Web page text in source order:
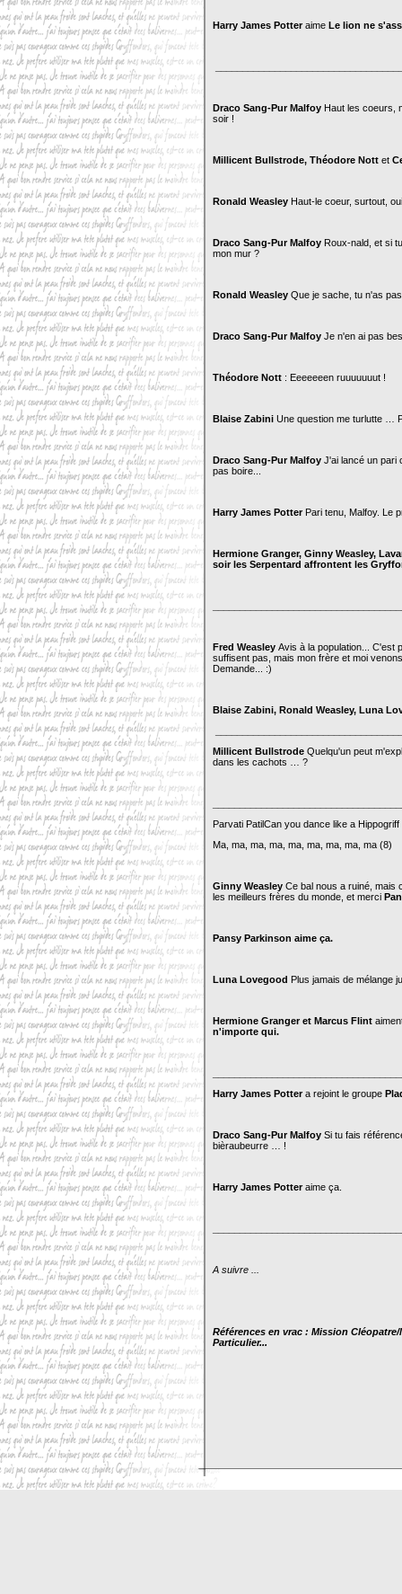
Harry James Potteraime Le lion ne
Draco Sang-Pur Malfoy Haut les coeurs,
soir !
Millicent Bullstrode, Théodore Nott et
Ronald Weasley Haut-le coeur, surtout,
Draco Sang-Pur Malfoy Roux-nald, et si
mon mur ?
Ronald Weasley Que je sache, tu n'as
Draco Sang-Pur Malfoy Je n'en ai pas
Théodore Nott : Eeeeeeen ruuuuuuut !
Blaise Zabini Une question me turlutte …
Draco Sang-Pur Malfoy J'ai lancé un pari
pas boire...
Harry James Potter Pari tenu, Malfoy. Le
Hermione Granger, Ginny Weasley,
soir les Serpentard affrontent les
Fred Weasley Avis à la population... C'est
suffisent pas, mais mon frère et moi
Demande... :)
Blaise Zabini, Ronald Weasley, Luna
Millicent Bullstrode Quelqu'un peut
dans les cachots … ?
Parvati PatilCan you dance like a Hippogriff
Ma, ma, ma, ma, ma, ma, ma, ma, ma (8)
Ginny Weasley Ce bal nous a ruiné, mais
les meilleurs frères du monde, et merci
Pansy Parkinson aime ça.
Luna Lovegood Plus jamais de mélange
Hermione Granger et Marcus Flint
n'importe qui.
Harry James Pottera rejoint le groupe
Draco Sang-Pur Malfoy Si tu fais
bièraubeurre … !
Harry James Potteraime ça.
A suivre ...
Références en vrac : Mission
Particulier...